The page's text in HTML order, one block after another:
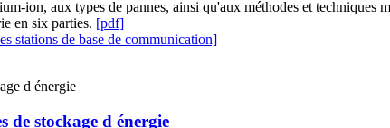
ion, aux types de pannes, ainsi qu'aux méthodes et
en six parties. [pdf]
stations de base de communication]
de stockage d énergie